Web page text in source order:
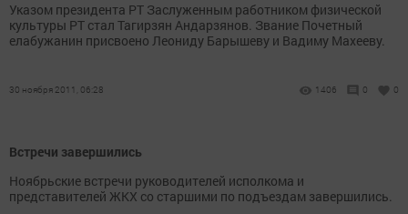
Указом президента РТ Заслуженным работником физической
культуры РТ стал Тагирзян Андарзянов. Звание Почетный
елабужанин присвоено Леониду Барышеву и Вадиму Махееву.
30 ноября 2011, 06:28 1406 0 0
Встречи завершились
Ноябрьские встречи руководителей исполкома и
представителей ЖКХ со старшими по подъездам завершились.